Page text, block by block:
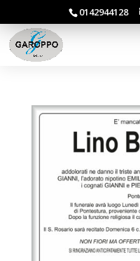
0142944128